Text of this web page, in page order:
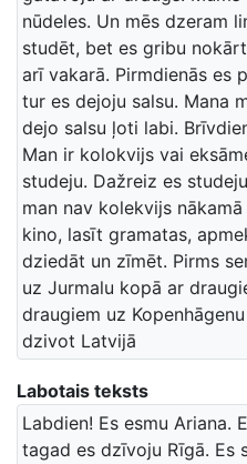
nūdeles. Un mēs dzeram
studēt, bet es gribu
arī vakarā. Pirmdienās es
tur es dejoju salsu. Mana
dejo salsu ļoti labi.
Man ir kolokvijs vai
studeju. Dažreiz es
man nav kolekvijs
kino, lasīt gramatas,
dziedāt un zīmēt. Pirms
uz Jurmalu kopā ar
draugiem uz
dzivot Latvijā
Labotais teksts
Labdien! Es esmu Ariana.
tagad es dzīvoju Rīgā. Es